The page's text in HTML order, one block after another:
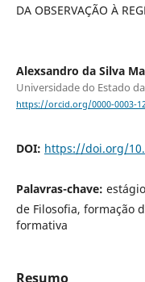
DA OBSERVAÇÃO À
Alexsandro da Silva
Universidade do Estado
https://orcid.org/0000-0003-
DOI: https://doi.org/
Palavras-chave:
de Filosofia, formação
formativa
Resumo